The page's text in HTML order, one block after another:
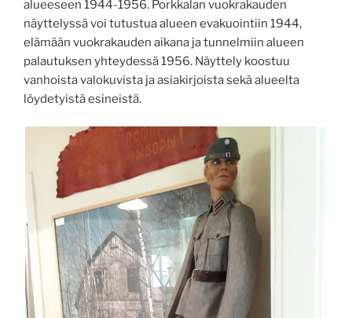
alueeseen 1944-1956. Porkkalan vuokrakauden
näyttelyssä voi tutustua alueen evakuointiin 1944,
elämään vuokrakauden aikana ja tunnelmiin alueen
palautuksen yhteydessä 1956. Näyttely koostuu
vanhoista valokuvista ja asiakirjoista sekä alueelta
löydetyistä esineistä.